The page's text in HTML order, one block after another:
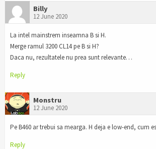
Billy
12 June 2020
La intel mainstrem inseamna B si H.
Merge ramul 3200 CL14 pe B si H?
Daca nu, rezultatele nu prea sunt relevante…
Reply
Monstru
12 June 2020
Pe B460 ar trebui sa mearga. H deja e low-end, cum
Reply